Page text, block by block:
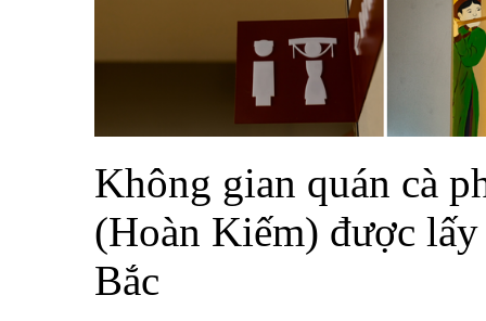
Không gian quán cà
(Hoàn Kiếm) được
Bắc